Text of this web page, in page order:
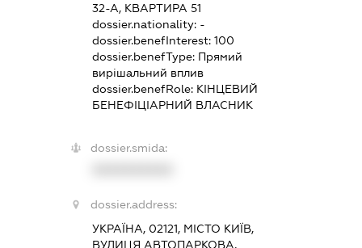
32-А, КВАРТИРА 51
dossier.nationality: -
dossier.benefInterest: 100
dossier.benefType: Прямий
вирішальний вплив
dossier.benefRole: КІНЦЕВИЙ
БЕНЕФІЦІАРНИЙ ВЛАСНИК
dossier.smida:
dossier.address:
УКРАЇНА, 02121, МІСТО КИЇВ,
ВУЛИЦЯ АВТОПАРКОВА,